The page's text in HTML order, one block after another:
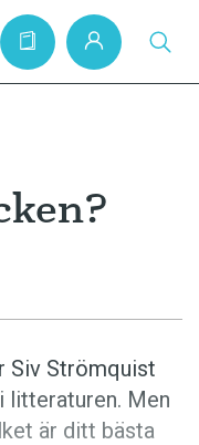
Siv Strömquist
litteraturen. Men
är ditt bästa